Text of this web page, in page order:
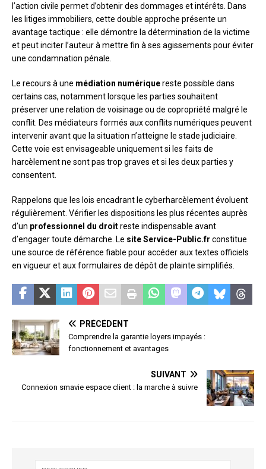
l’action civile permet d’obtenir des dommages et intérêts. Dans
les litiges immobiliers, cette double approche présente un
avantage tactique : elle démontre la détermination de la victime
et peut inciter l’auteur à mettre fin à ses agissements pour éviter
une condamnation pénale.
Le recours à une médiation numériquereste possible dans
certains cas, notamment lorsque les parties souhaitent
préserver une relation de voisinage ou de copropriété malgré le
conflit. Des médiateurs formés aux conflits numériques peuvent
intervenir avant que la situation n’atteigne le stade judiciaire.
Cette voie est envisageable uniquement si les faits de
harcèlement ne sont pas trop graves et si les deux parties y
consentent.
Rappelons que les lois encadrant le cyberharcèlement évoluent
régulièrement. Vérifier les dispositions les plus récentes auprès
d’un professionnel du droitreste indispensable avant
d’engager toute démarche. Le site Service-Public.fr constitue
une source de référence fiable pour accéder aux textes officiels
en vigueur et aux formulaires de dépôt de plainte simplifiés.
PRÉCÉDENT
Comprendre la garantie loyers impayés :
fonctionnement et avantages
SUIVANT
Connexion smavie espace client : la marche à suivre